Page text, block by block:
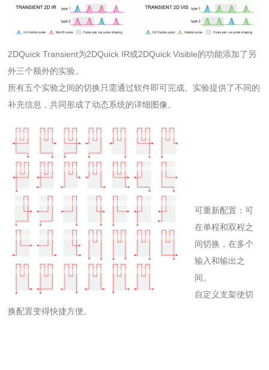
2DQuick Transient为2DQuick IR或2DQuick Visible的功能添加了另
外三个额外的实验。
所有五个实验之间的切换只需通过软件即可完成。实验提供了不同的
补充信息，共同形成了动态系统的详细图像。
可重新配置：可
在单程和双程之
间切换，在多个
输入和输出之
间。
自定义支架使切
换配置变得快捷方便。